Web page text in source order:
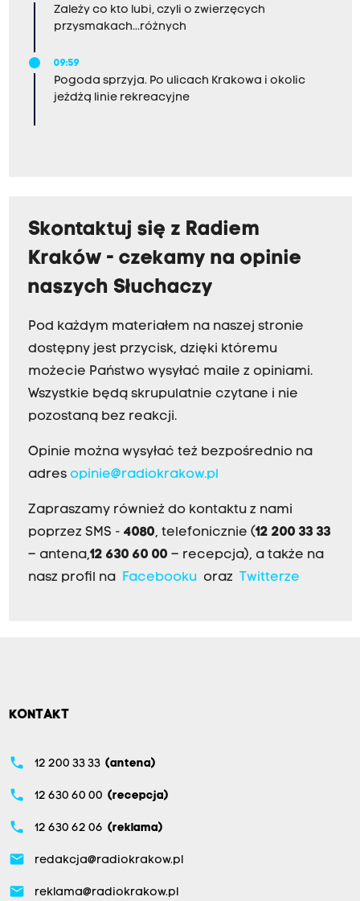
Zależy co kto lubi, czyli o zwierzęcych
przysmakach...różnych
09:59
Pogoda sprzyja. Po ulicach Krakowa i okolic
jeżdżą linie rekreacyjne
Skontaktuj się z Radiem
Kraków - czekamy na opinie
naszych Słuchaczy
Pod każdym materiałem na naszej stronie
dostępny jest przycisk, dzięki któremu
możecie Państwo wysyłać maile z opiniami.
Wszystkie będą skrupulatnie czytane i nie
pozostaną bez reakcji.
Opinie można wysyłać też bezpośrednio na
adres opinie@radiokrakow.pl
Zapraszamy również do kontaktu z nami
poprzez SMS - 4080, telefonicznie (12 200 33 33
– antena,12 630 60 00 – recepcja), a także na
nasz profil na
Facebookuoraz Twitterze
KONTAKT
phone 12 200 33 33 (antena)
phone 12 630 60 00 (recepcja)
phone 12 630 62 06 (reklama)
email redakcja@radiokrakow.pl
email reklama@radiokrakow.pl